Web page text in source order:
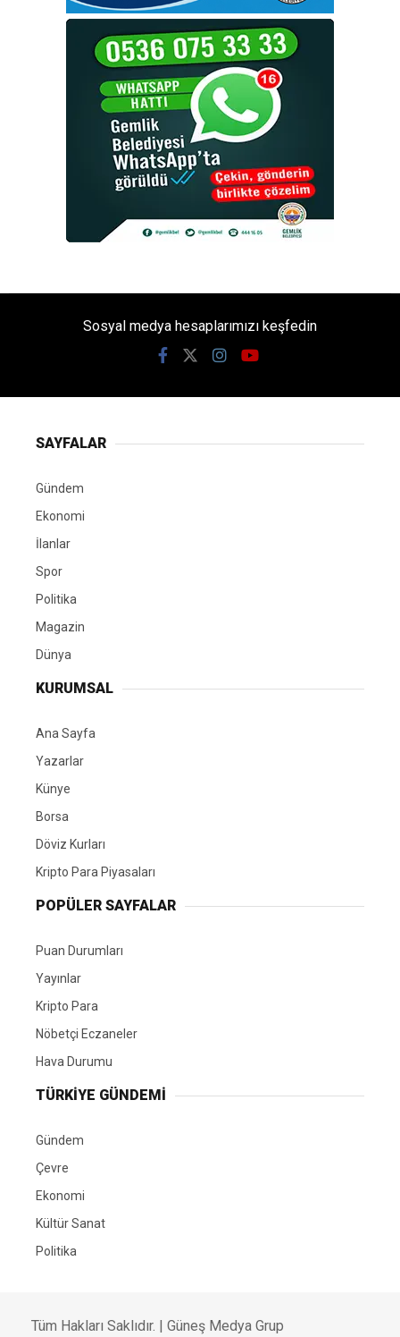
Sosyal medya hesaplarımızı keşfedin
SAYFALAR
Gündem
Ekonomi
İlanlar
Spor
Politika
Magazin
Dünya
KURUMSAL
Ana Sayfa
Yazarlar
Künye
Borsa
Döviz Kurları
Kripto Para Piyasaları
POPÜLER SAYFALAR
Puan Durumları
Yayınlar
Kripto Para
Nöbetçi Eczaneler
Hava Durumu
TÜRKIYE GÜNDEMI
Gündem
Çevre
Ekonomi
Kültür Sanat
Politika
Tüm Hakları Saklıdır. | Güneş Medya Grup